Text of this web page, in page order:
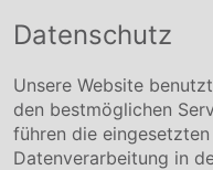
Datenschutz
Unsere Website
den bestmöglichen
führen die
Datenverarbeitung in